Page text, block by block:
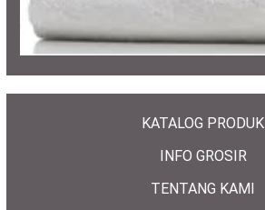
KATALOG PRODUK
INFO GROSIR
TENTANG KAMI